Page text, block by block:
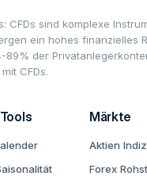
CFDs sind komplexe
ein hohes finanzielles
89% der
CFDs.
Märkte
Aktien
Forex